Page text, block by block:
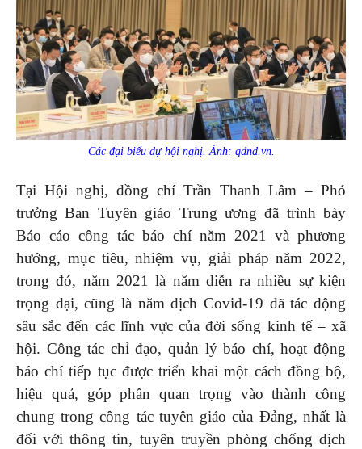
Các đại biểu dự hội nghị. Ảnh: qdnd.vn.
Tại Hội nghị, đồng chí Trần Thanh Lâm – Phó
trưởng Ban Tuyên giáo Trung ương đã trình bày
Báo cáo công tác báo chí năm 2021 và phương
hướng, mục tiêu, nhiệm vụ, giải pháp năm 2022,
trong đó, năm 2021 là năm diễn ra nhiều sự kiện
trọng đại, cũng là năm dịch Covid-19 đã tác động
sâu sắc đến các lĩnh vực của đời sống kinh tế – xã
hội. Công tác chỉ đạo, quản lý báo chí, hoạt động
báo chí tiếp tục được triển khai một cách đồng bộ,
hiệu quả, góp phần quan trọng vào thành công
chung trong công tác tuyên giáo của Đảng, nhất là
đối với thông tin, tuyên truyền phòng chống dịch